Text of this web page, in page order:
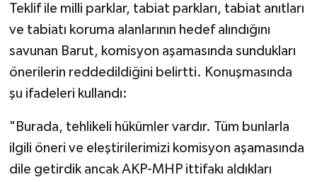
Teklif ile milli parklar, tabiat parkları, tabiat anıtları
ve tabiatı koruma alanlarının hedef alındığını
savunan Barut, komisyon aşamasında sundukları
önerilerin reddedildiğini belirtti. Konuşmasında
şu ifadeleri kullandı:
"Burada, tehlikeli hükümler vardır. Tüm bunlarla
ilgili öneri ve eleştirilerimizi komisyon aşamasında
dile getirdik ancak AKP-MHP ittifakı aldıkları